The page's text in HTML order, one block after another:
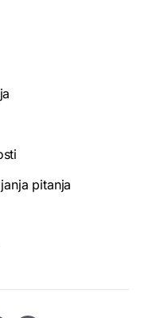
pitanja